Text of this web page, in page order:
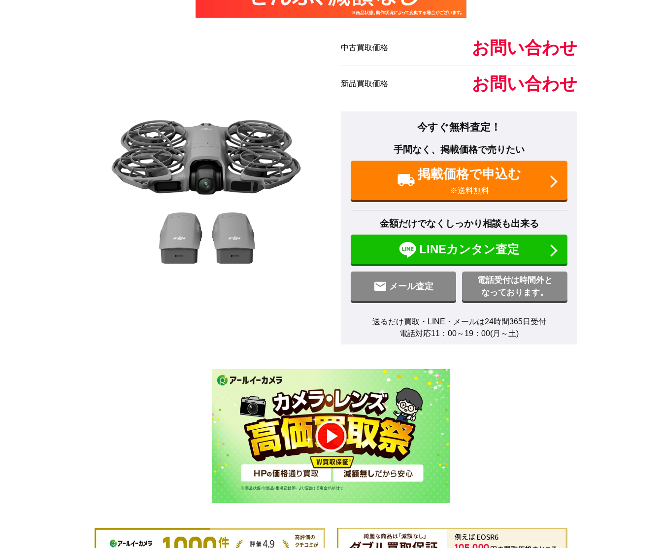
中古買取価格 お問い合わせ
新品買取価格 お問い合わせ
今すぐ無料査定！
手間なく、掲載価格で売りたい
掲載価格で申込む
※送料無料
金額だけでなくしっかり相談も出来る
LINEカンタン査定
メール査定
電話受付は時間外と
なっております。
送るだけ買取・LINE・メールは24時間365日受付
電話対応11：00～19：00(月～土)